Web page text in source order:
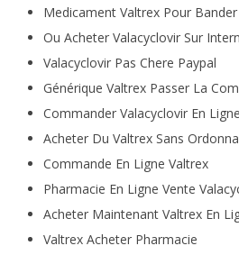
Medicament Valtrex Pour
Ou Acheter Valacyclovir Sur
Valacyclovir Pas Chere Paypal
Générique Valtrex Passer La
Commander Valacyclovir En
Acheter Du Valtrex Sans
Commande En Ligne Valtrex
Pharmacie En Ligne Vente
Acheter Maintenant Valtrex En
Valtrex Acheter Pharmacie